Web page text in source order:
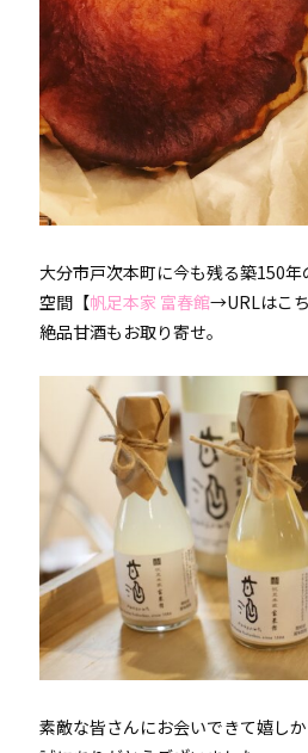
大分市戸次本町に今も残る築150
空間【帆足本家 富春館→URLはこ
絶品甘酒もお取り寄せ。
素敵な皆さんにお会いできて嬉しか